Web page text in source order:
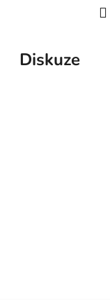
Diskuze